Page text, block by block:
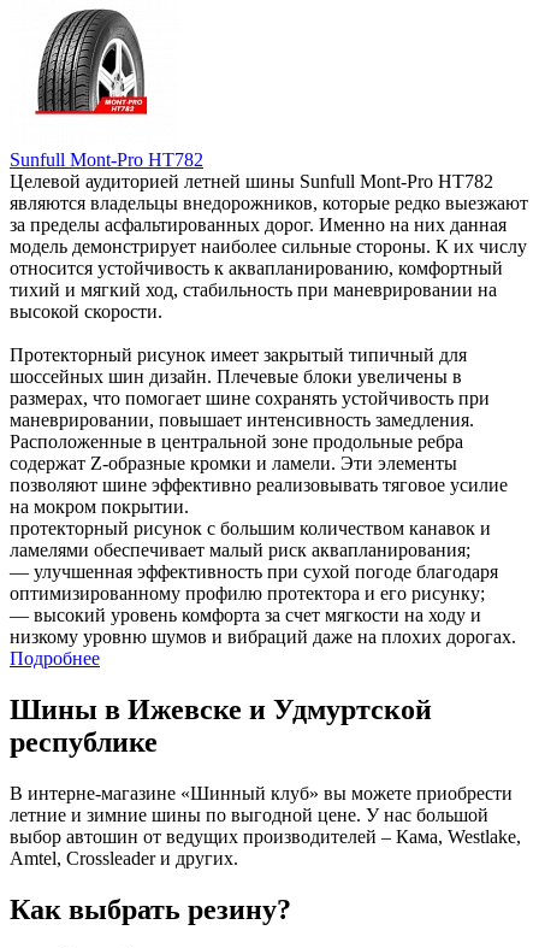
Sunfull Mont-Pro HT782
Целевой аудиторией летней шины Sunfull Mont-Pro HT782
являются владельцы внедорожников, которые редко выезжают
за пределы асфальтированных дорог. Именно на них данная
модель демонстрирует наиболее сильные стороны. К их числу
относится устойчивость к аквапланированию, комфортный
тихий и мягкий ход, стабильность при маневрировании на
высокой скорости.
Протекторный рисунок имеет закрытый типичный для
шоссейных шин дизайн. Плечевые блоки увеличены в
размерах, что помогает шине сохранять устойчивость при
маневрировании, повышает интенсивность замедления.
Расположенные в центральной зоне продольные ребра
содержат Z-образные кромки и ламели. Эти элементы
позволяют шине эффективно реализовывать тяговое усилие
на мокром покрытии.
протекторный рисунок с большим количеством канавок и
ламелями обеспечивает малый риск аквапланирования;
— улучшенная эффективность при сухой погоде благодаря
оптимизированному профилю протектора и его рисунку;
— высокий уровень комфорта за счет мягкости на ходу и
низкому уровню шумов и вибраций даже на плохих дорогах.
Подробнее
Шины в Ижевске и Удмуртской
республике
В интерне-магазине «Шинный клуб» вы можете приобрести
летние и зимние шины по выгодной цене. У нас большой
выбор автошин от ведущих производителей – Кама, Westlake,
Amtel, Crossleader и других.
Как выбрать резину?